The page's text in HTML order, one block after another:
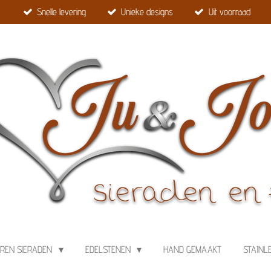
Snelle levering Unieke designs Uit voorraad
SIERADEN EDELSTENEN HAND GEMAAKT